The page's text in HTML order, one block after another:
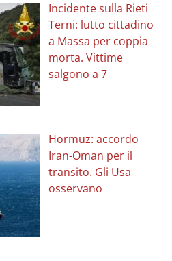
Incidente sulla Rieti
Terni: lutto cittadino
a Massa per coppia
morta. Vittime
salgono a 7
Hormuz: accordo
Iran-Oman per il
transito. Gli Usa
osservano